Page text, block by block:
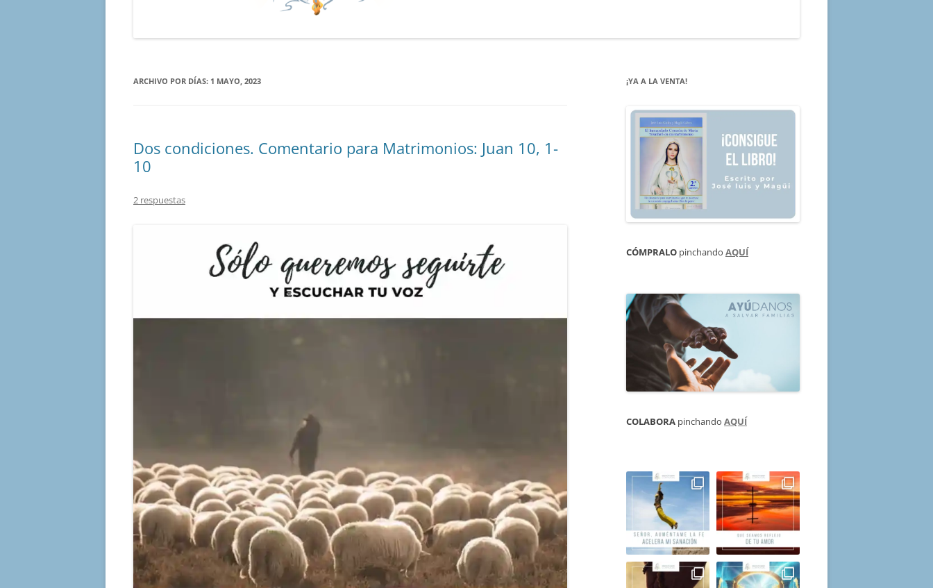
ARCHIVO POR DÍAS: 1 MAYO, 2023
Dos condiciones. Comentario para Matrimonios: Juan 10, 1-
10
2 respuestas
¡YA A LA VENTA!
CÓMPRALO pinchando AQUÍ
COLABORA pinchando AQUÍ